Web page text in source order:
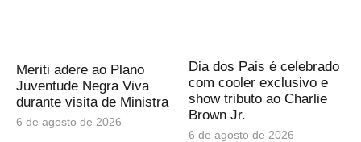
Meriti adere ao Plano
Juventude Negra Viva
durante visita de Ministra
6 de agosto de 2026
Dia dos Pais é celebrado
com cooler exclusivo e
show tributo ao Charlie
Brown Jr.
6 de agosto de 2026